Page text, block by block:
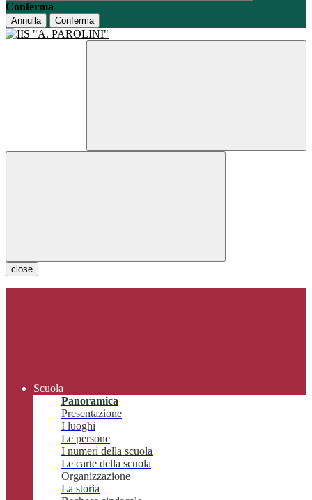
Conferma
Annulla Conferma
close
Scuola
Panoramica
Presentazione
I luoghi
Le persone
I numeri della scuola
Le carte della scuola
Organizzazione
La storia